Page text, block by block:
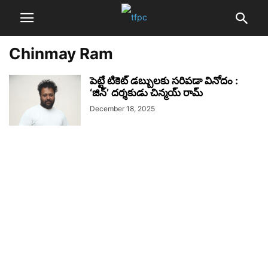
Chinmay Ram
పెట్టే టికెట్ డబ్బులకు సరిపడా వినోదం :
‘జిన్’ దర్శకుడు చిన్మయ్ రామ్
December 18, 2025